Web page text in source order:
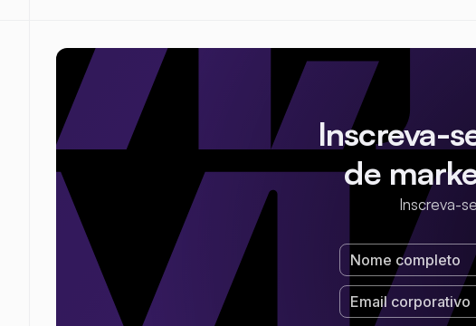
Inscreva-
de
Inscreva-